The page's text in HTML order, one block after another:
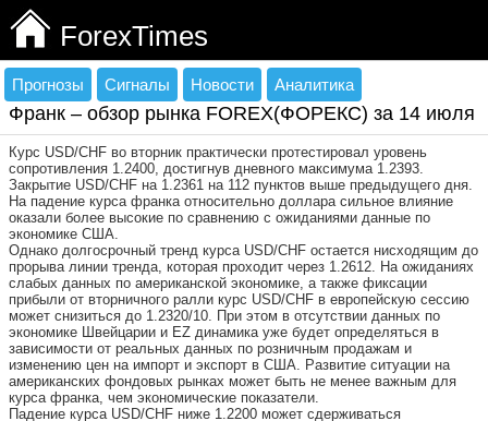
ForexTimes
Прогнозы Сигналы Новости Аналитика
Франк – обзор рынка FOREX(ФОРЕКС) за 14 июля
Курс USD/CHF во вторник практически протестировал уровень
сопротивления 1.2400, достигнув дневного максимума 1.2393.
Закрытие USD/CHF на 1.2361 на 112 пунктов выше предыдущего дня.
На падение курса франка относительно доллара сильное влияние
оказали более высокие по сравнению с ожиданиями данные по
экономике США.
Однако долгосрочный тренд курса USD/CHF остается нисходящим до
прорыва линии тренда, которая проходит через 1.2612. На ожиданиях
слабых данных по американской экономике, а также фиксации
прибыли от вторничного ралли курс USD/CHF в европейскую сессию
может снизиться до 1.2320/10. При этом в отсутствии данных по
экономике Швейцарии и EZ динамика уже будет определяться в
зависимости от реальных данных по розничным продажам и
изменению цен на импорт и экспорт в США. Развитие ситуации на
американских фондовых рынках может быть не менее важным для
курса франка, чем экономические показатели.
Падение курса USD/CHF ниже 1.2200 может сдерживаться